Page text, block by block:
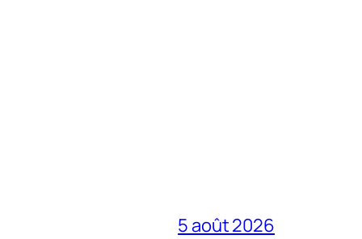
5 août 2026